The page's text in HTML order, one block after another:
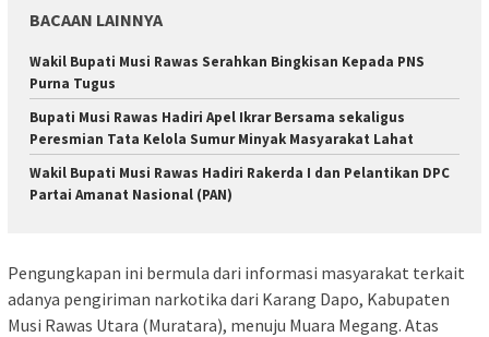
BACAAN LAINNYA
Wakil Bupati Musi Rawas Serahkan Bingkisan Kepada PNS
Purna Tugus
Bupati Musi Rawas Hadiri Apel Ikrar Bersama sekaligus
Peresmian Tata Kelola Sumur Minyak Masyarakat Lahat
Wakil Bupati Musi Rawas Hadiri Rakerda I dan Pelantikan DPC
Partai Amanat Nasional (PAN)
Pengungkapan ini bermula dari informasi masyarakat terkait
adanya pengiriman narkotika dari Karang Dapo, Kabupaten
Musi Rawas Utara (Muratara), menuju Muara Megang. Atas